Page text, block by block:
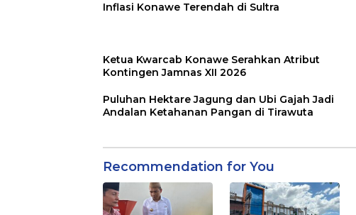
Inflasi Konawe Terendah di Sultra
Ketua Kwarcab Konawe Serahkan Atribut
Kontingen Jamnas XII 2026
Puluhan Hektare Jagung dan Ubi Gajah Jadi
Andalan Ketahanan Pangan di Tirawuta
Recommendation for You